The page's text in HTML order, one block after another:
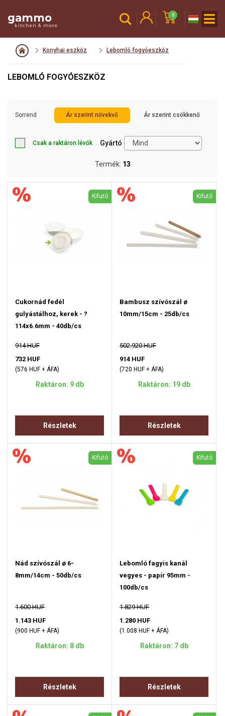
gammo
kitchen & more
0
Konyhai eszköz Lebomló fogyóeszköz
LEBOMLÓ FOGYÓESZKÖZ
Sorrend Ár szerint növekvő Ár szerint csökkenő
Csak a raktáron lévők Gyártó
Termék: 13
Kifutó
Cukornád fedél
gulyástálhoz, kerek - ?
114x6.6mm - 40db/cs
914 HUF
732 HUF
(576 HUF + ÁFA)
Raktáron: 9 db
Részletek
Kifutó
Bambusz szívószál ø
10mm/15cm - 25db/cs
502.920 HUF
914 HUF
(720 HUF + ÁFA)
Raktáron: 19 db
Részletek
Kifutó
Nád szívószál ø 6-
8mm/14cm - 50db/cs
1.600 HUF
1.143 HUF
(900 HUF + ÁFA)
Raktáron: 8 db
Részletek
Kifutó
Lebomló fagyis kanál
vegyes - papír 95mm -
100db/cs
1.829 HUF
1.280 HUF
(1.008 HUF + ÁFA)
Raktáron: 7 db
Részletek